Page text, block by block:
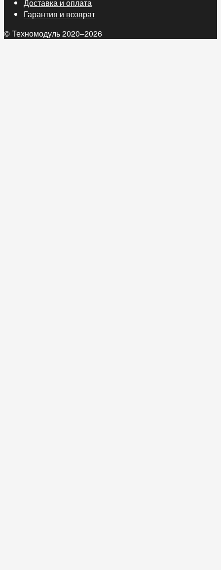
Доставка и оплата
Гарантия и возврат
© Техномодуль 2020–2026